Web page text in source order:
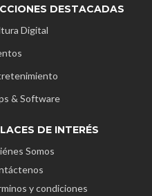
DESTACADAS
Digital
& Software
DE INTERÉS
Somos
y condiciones